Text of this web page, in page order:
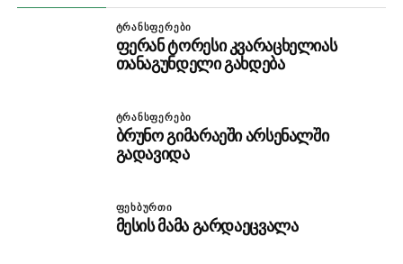
ᲢᲠᲐᲜᲡᲤᲔᲠᲔᲑᲘ
ფერან ტორესი კვარაცხელიას
თანაგუნდელი გახდება
ᲢᲠᲐᲜᲡᲤᲔᲠᲔᲑᲘ
ბრუნო გიმარაეში არსენალში
გადავიდა
ᲤᲔᲮᲑᲣᲠᲗᲘ
მესის მამა გარდაეცვალა